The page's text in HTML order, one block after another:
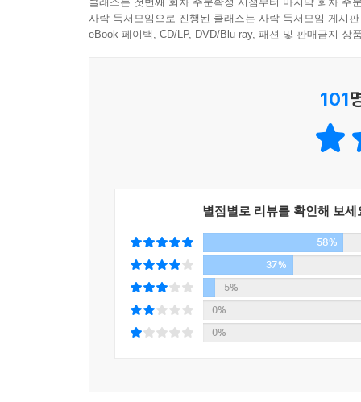
에스토니아의 교육정책전문가 윌레 키카스 씨는
식으로 배우면 어떻게 현실에서 문제를 스스로 해
함께 만들어낸 새로운 지식 콘텐츠
프로그램으로서는 유례없이 높은 시청률
(Lecture+Documentary)’ 형식으로 우리 사회의
프로그램을 주목한다. 특히 기존 전문가 중심의
구체적이고 현실적인 토론과 대안 모색의 장이 될
앞으로 인류는 이 책에서 제기한 문제들에 대해
지속적으로 고민하며 답을 찾아 나가게 될 것이다
『명견만리』는 각종 트렌드와 사례, 데이터를 통
사락 독서모임으로 진행된 클래스는 사락 독서모임 게시
eBook 페이백, CD/LP, DVD/Blu-ray, 패션 및 판매금지 상
101
별점별로 리뷰를 확인해 보세
58%
37%
5%
0%
0%